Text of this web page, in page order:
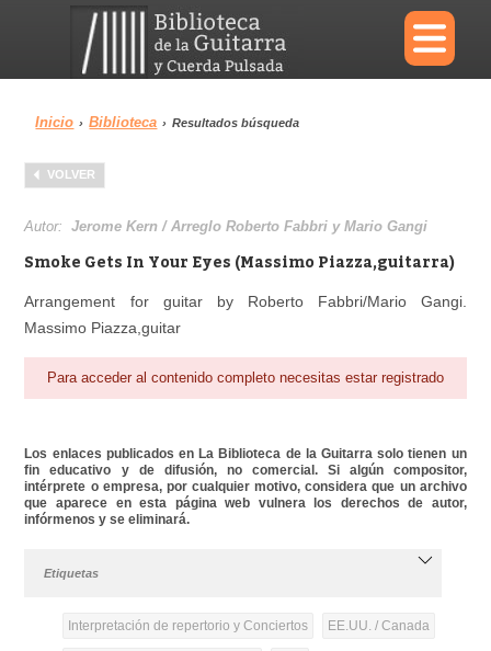
×
Menu
Biblioteca Diccionario
Área personal
Inicio › Biblioteca › Resultados búsqueda
VOLVER
Autor:Jerome Kern / Arreglo Roberto Fabbri y Mario Gangi
Smoke Gets In Your Eyes (Massimo Piazza,guitarra)
Arrangement for guitar by Roberto Fabbri/Mario Gangi.
Massimo Piazza,guitar
Para acceder al contenido completo necesitas estar registrado
Los enlaces publicados en La Biblioteca de la Guitarra solo tienen un
fin educativo y de difusión, no comercial. Si algún compositor,
intérprete o empresa, por cualquier motivo, considera que un archivo
que aparece en esta página web vulnera los derechos de autor,
infórmenos y se eliminará.
Etiquetas
Interpretación de repertorio y Conciertos EE.UU. / Canada